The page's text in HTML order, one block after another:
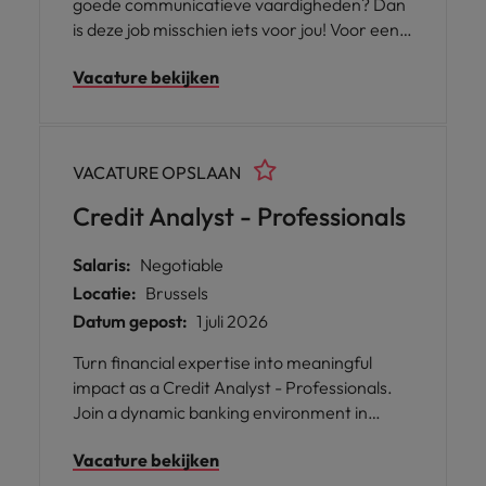
goede communicatieve vaardigheden? Dan
is deze job misschien iets voor jou! Voor een
van Strombeek-Bever zijn we op zoek naar
Vacature bekijken
Credit Analyst - Professionals
VACATURE OPSLAAN
Salaris: Negotiable
Locatie: Brussels
Datum gepost: 1 juli 2026
Turn financial expertise into meaningful
impact as a Credit Analyst - Professionals.
Join a dynamic banking environment in
commercial mindset, and credit expertise
Vacature bekijken